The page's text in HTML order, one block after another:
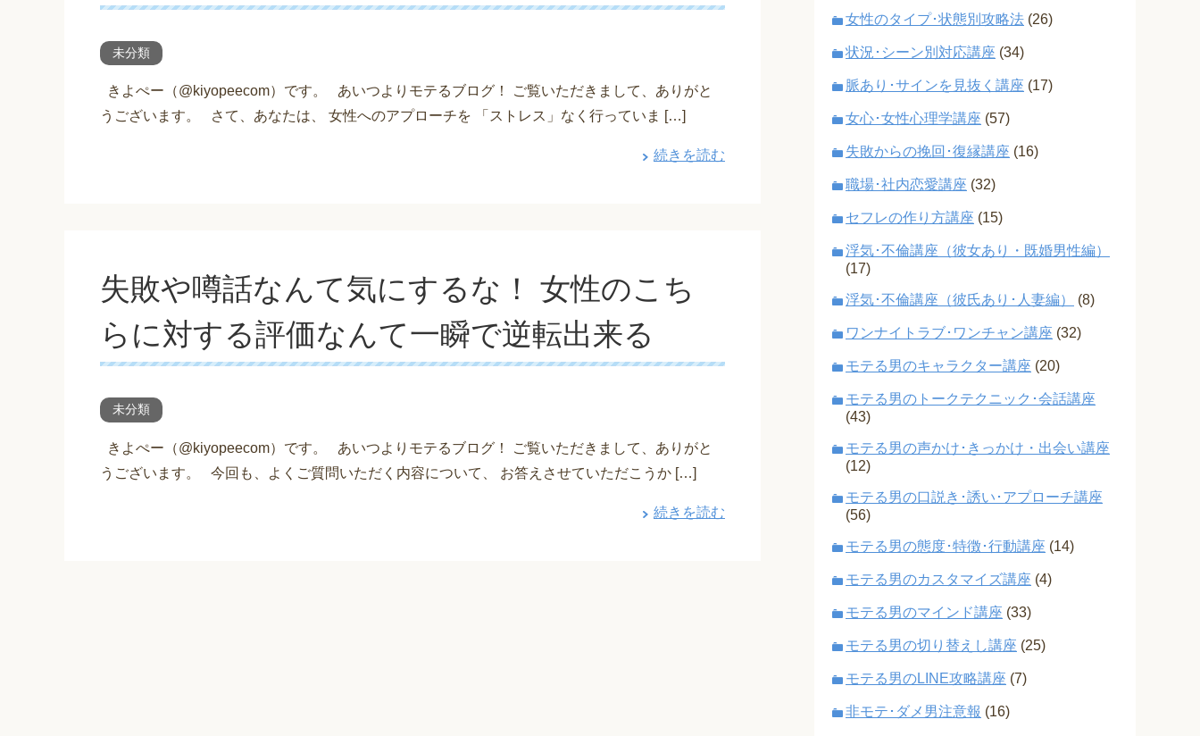
未分類
きよぺー（@kiyopeecom）です。 あいつよりモテるブログ！ ご覧いただきまして、ありがと
うございます。 さて、あなたは、 女性へのアプローチを 「ストレス」なく行っていま […]
続きを読む
失敗や噂話なんて気にするな！ 女性のこち
らに対する評価なんて一瞬で逆転出来る
未分類
きよぺー（@kiyopeecom）です。 あいつよりモテるブログ！ ご覧いただきまして、ありがと
うございます。 今回も、よくご質問いただく内容について、 お答えさせていただこうか […]
続きを読む
女性のタイプ･状態別攻略法 (26)
状況･シーン別対応講座 (34)
脈あり･サインを見抜く講座 (17)
女心･女性心理学講座 (57)
失敗からの挽回･復縁講座 (16)
職場･社内恋愛講座 (32)
セフレの作り方講座 (15)
浮気･不倫講座（彼女あり・既婚男性編）
(17)
浮気･不倫講座（彼氏あり･人妻編） (8)
ワンナイトラブ･ワンチャン講座 (32)
モテる男のキャラクター講座 (20)
モテる男のトークテクニック･会話講座
(43)
モテる男の声かけ･きっかけ・出会い講座
(12)
モテる男の口説き･誘い･アプローチ講座
(56)
モテる男の態度･特徴･行動講座 (14)
モテる男のカスタマイズ講座 (4)
モテる男のマインド講座 (33)
モテる男の切り替えし講座 (25)
モテる男のLINE攻略講座 (7)
非モテ･ダメ男注意報 (16)